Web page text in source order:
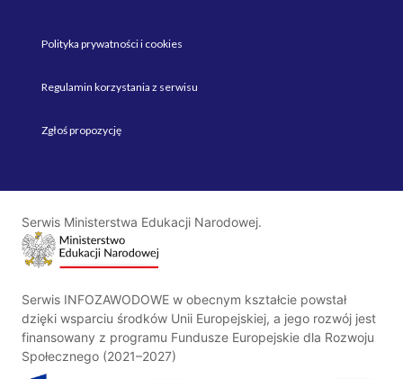
Polityka prywatności i cookies
Regulamin korzystania z serwisu
Zgłoś propozycję
Serwis Ministerstwa Edukacji Narodowej.
Serwis INFOZAWODOWE w obecnym kształcie powstał
dzięki wsparciu środków Unii Europejskiej, a jego rozwój jest
finansowany z programu Fundusze Europejskie dla Rozwoju
Społecznego (2021–2027)